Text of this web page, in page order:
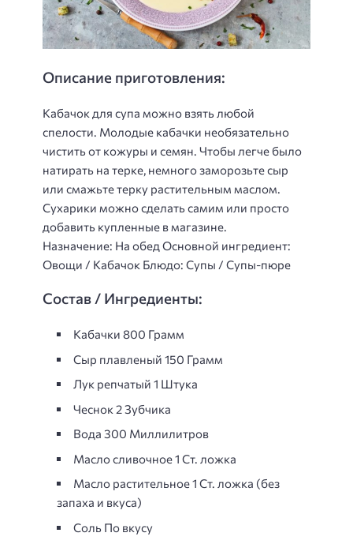
Описание приготовления:
Кабачок для супа можно взять любой
спелости. Молодые кабачки необязательно
чистить от кожуры и семян. Чтобы легче было
натирать на терке, немного заморозьте сыр
или смажьте терку растительным маслом.
Сухарики можно сделать самим или просто
добавить купленные в магазине.
Назначение: На обед Основной ингредиент:
Овощи / Кабачок Блюдо: Супы / Супы-пюре
Состав / Ингредиенты:
Кабачки 800 Грамм
Сыр плавленый 150 Грамм
Лук репчатый 1 Штука
Чеснок 2 Зубчика
Вода 300 Миллилитров
Масло сливочнoe 1 Ст. ложка
Масло растительное 1 Ст. ложка (без
запаха и вкуса)
Соль По вкусу